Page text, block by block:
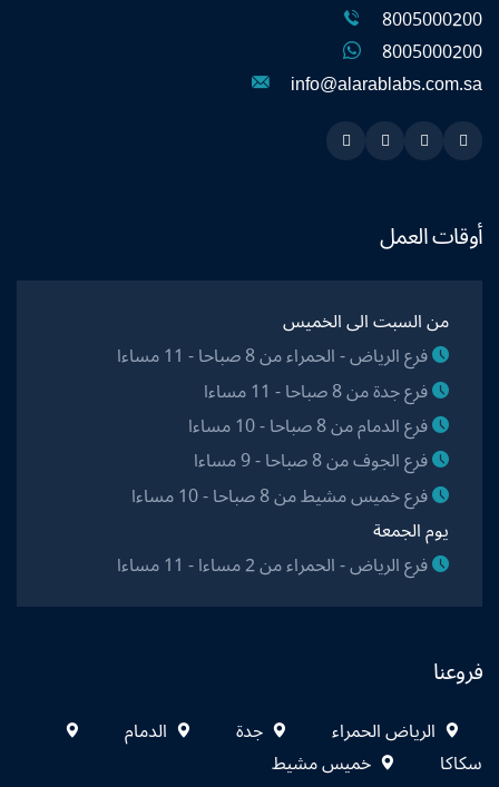
8005000200
8005000200
info@alarablabs.com.sa
Snapchat
Twitter
Linkedin
Instagram
أوقات العمل
من السبت الى الخميس
فرع الرياض - الحمراء من 8 صباحا - 11 مساءا
فرع جدة من 8 صباحا - 11 مساءا
فرع الدمام من 8 صباحا - 10 مساءا
فرع الجوف من 8 صباحا - 9 مساءا
فرع خميس مشيط من 8 صباحا - 10 مساءا
يوم الجمعة
فرع الرياض - الحمراء من 2 مساءا - 11 مساءا
فروعنا
الرياض الحمراء جدة
الدمام
سكاكا
خميس مشيط